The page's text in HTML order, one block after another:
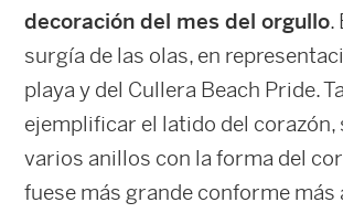
decoración del mes del orgullo.
surgía de las olas, en
playa y del Cullera Beach Pride.
ejemplificar el latido del corazón,
varios anillos con la forma del
fuese más grande conforme más